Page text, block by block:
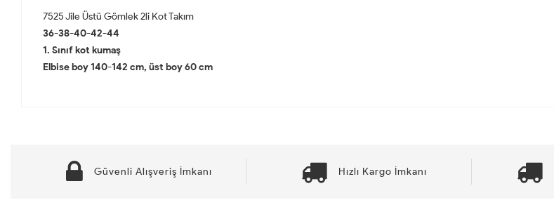
7525 Jile Üstü Gömlek 2li Kot Takım
36-38-40-42-44
1. Sınıf kot kumaş
Elbise boy 140-142 cm, üst boy 60 cm
Güvenli Alışveriş İmkanı Hızlı Kargo İmkanı